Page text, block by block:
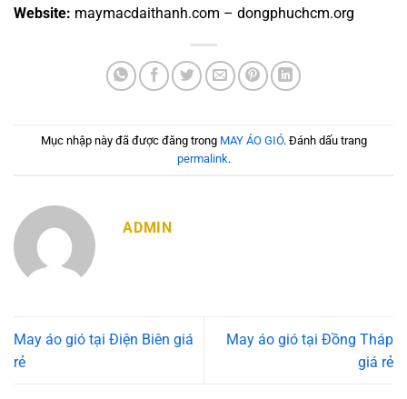
Website: maymacdaithanh.com – dongphuchcm.org
Mục nhập này đã được đăng trong MAY ÁO GIÓ. Đánh dấu trang
permalink.
ADMIN
May áo gió tại Điện Biên giá
rẻ
May áo gió tại Đồng Tháp
giá rẻ